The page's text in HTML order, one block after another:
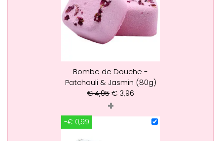
Bombe de Douche -
Patchouli & Jasmin (80g)
€4,95€ 3,96
+
-€ 0,99